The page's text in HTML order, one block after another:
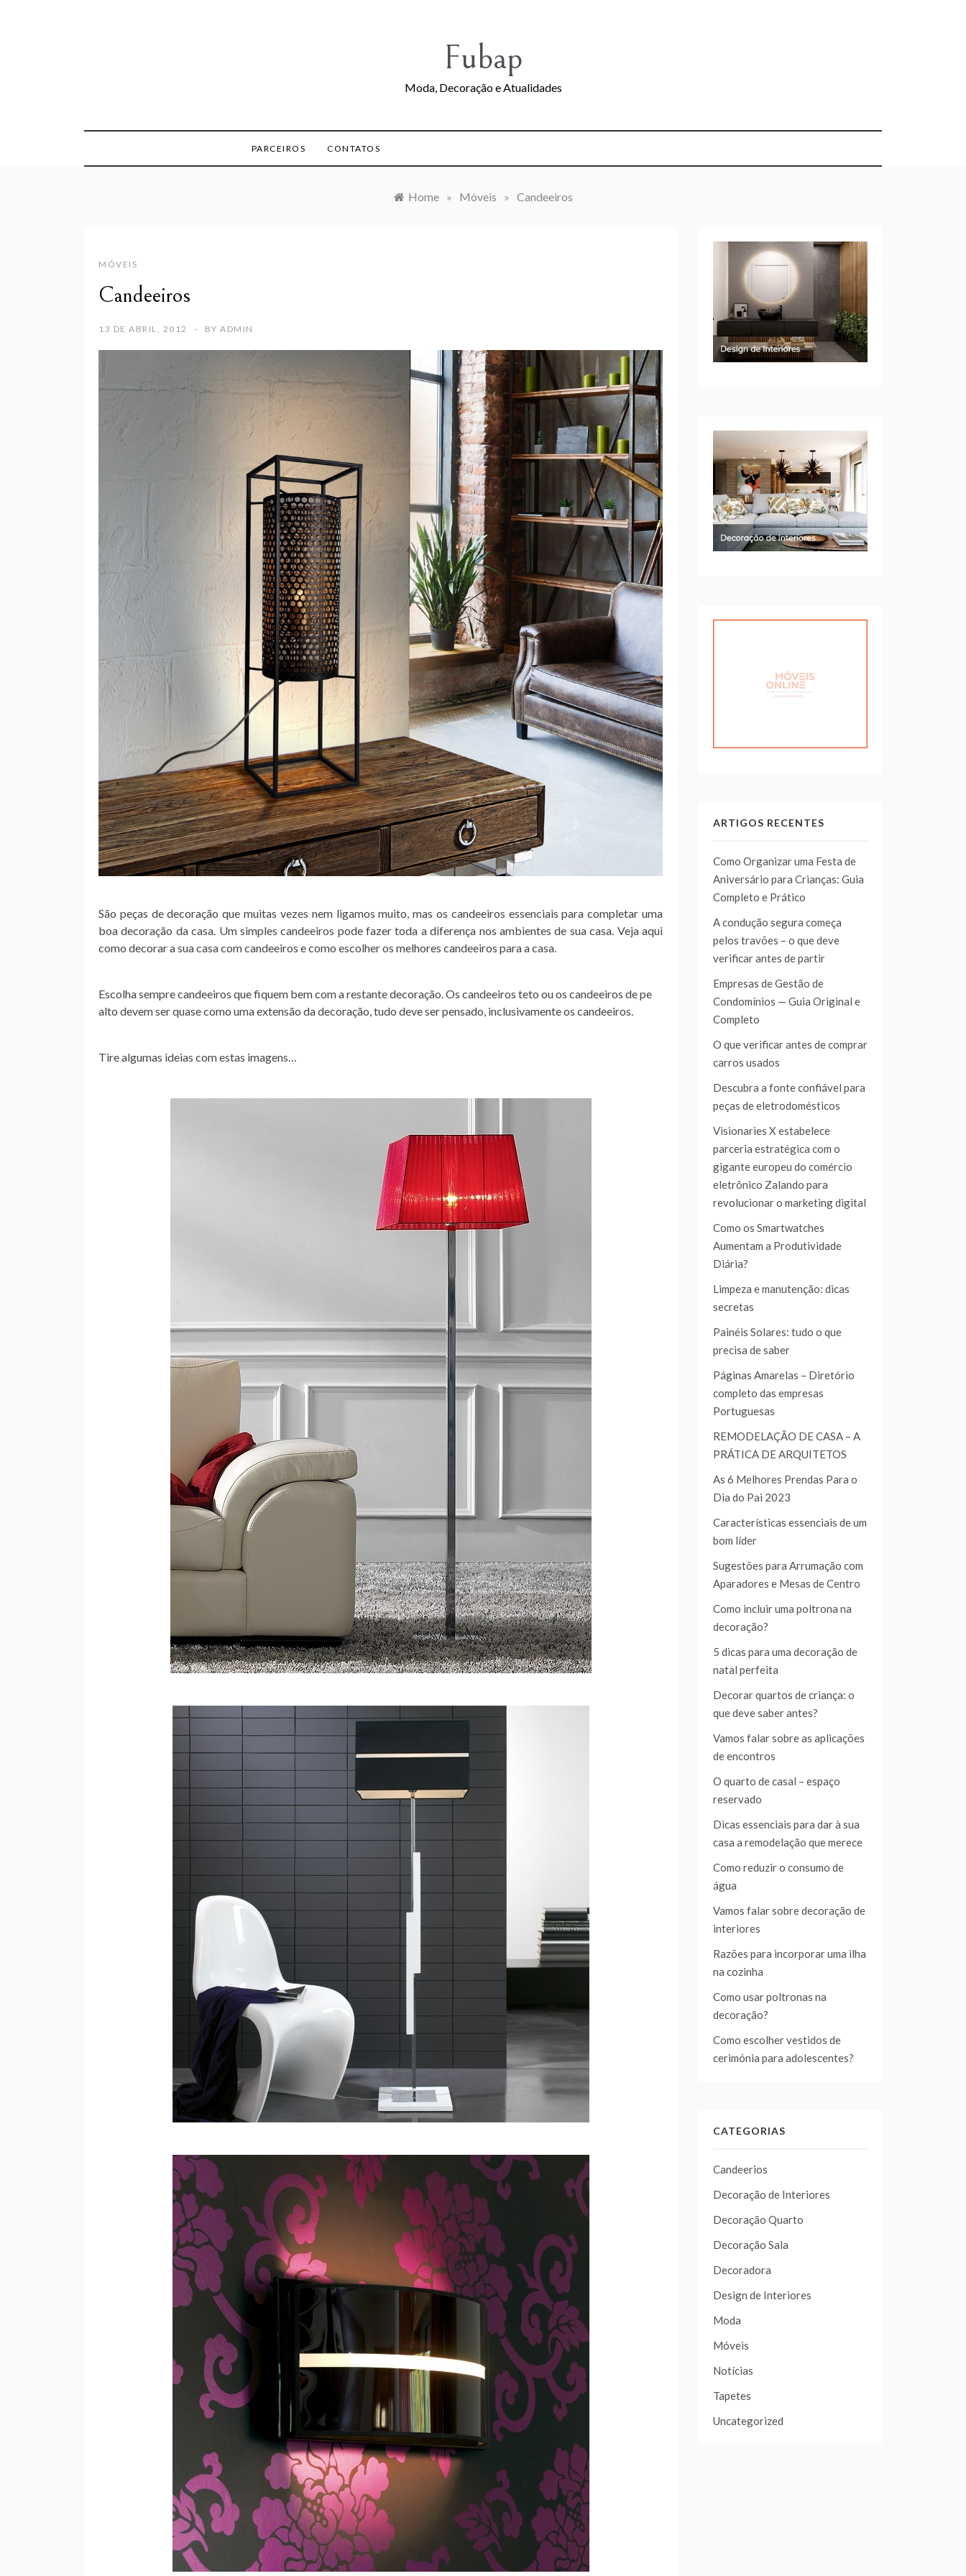
Fubap
Moda, Decoração e Atualidades
PARCEIROS CONTATOS
Home » Móveis » Candeeiros
MÓVEIS
Candeeiros
13 DE ABRIL, 2012 BY ADMIN
São peças de decoração que muitas vezes nem ligamos muito, mas os candeeiros essenciais para completar uma
boa decoração da casa. Um simples candeeiros pode fazer toda a diferença nos ambientes de sua casa. Veja aqui
como decorar a sua casa com candeeiros e como escolher os melhores candeeiros para a casa.
Escolha sempre candeeiros que fiquem bem com a restante decoração. Os candeeiros teto ou os candeeiros de pe
alto devem ser quase como uma extensão da decoração, tudo deve ser pensado, inclusivamente os candeeiros.
Tire algumas ideias com estas imagens…
ARTIGOS RECENTES
Como Organizar uma Festa de
Aniversário para Crianças: Guia
Completo e Prático
A condução segura começa
pelos travões – o que deve
verificar antes de partir
Empresas de Gestão de
Condomínios — Guia Original e
Completo
O que verificar antes de comprar
carros usados
Descubra a fonte confiável para
peças de eletrodomésticos
Visionaries X estabelece
parceria estratégica com o
gigante europeu do comércio
eletrônico Zalando para
revolucionar o marketing digital
Como os Smartwatches
Aumentam a Produtividade
Diária?
Limpeza e manutenção: dicas
secretas
Painéis Solares: tudo o que
precisa de saber
Páginas Amarelas – Diretório
completo das empresas
Portuguesas
REMODELAÇÃO DE CASA – A
PRÁTICA DE ARQUITETOS
As 6 Melhores Prendas Para o
Dia do Pai 2023
Características essenciais de um
bom líder
Sugestões para Arrumação com
Aparadores e Mesas de Centro
Como incluir uma poltrona na
decoração?
5 dicas para uma decoração de
natal perfeita
Decorar quartos de criança: o
que deve saber antes?
Vamos falar sobre as aplicações
de encontros
O quarto de casal – espaço
reservado
Dicas essenciais para dar à sua
casa a remodelação que merece
Como reduzir o consumo de
água
Vamos falar sobre decoração de
interiores
Razões para incorporar uma ilha
na cozinha
Como usar poltronas na
decoração?
Como escolher vestidos de
cerimónia para adolescentes?
CATEGORIAS
Candeerios
Decoração de Interiores
Decoração Quarto
Decoração Sala
Decoradora
Design de Interiores
Moda
Móveis
Notícias
Tapetes
Uncategorized